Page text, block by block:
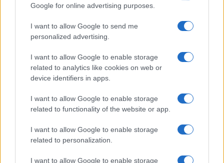
Google for online advertising purposes.
I want to allow Google to send me
personalized advertising.
I want to allow Google to enable storage
related to analytics like cookies on web or
device identifiers in apps.
I want to allow Google to enable storage
related to functionality of the website or app.
I want to allow Google to enable storage
related to personalization.
I want to allow Google to enable storage
Leggi i commenti
SEDUTE SATIRICHE
Vignetta del 04/08/2026
Vai all'archivio delle vignette